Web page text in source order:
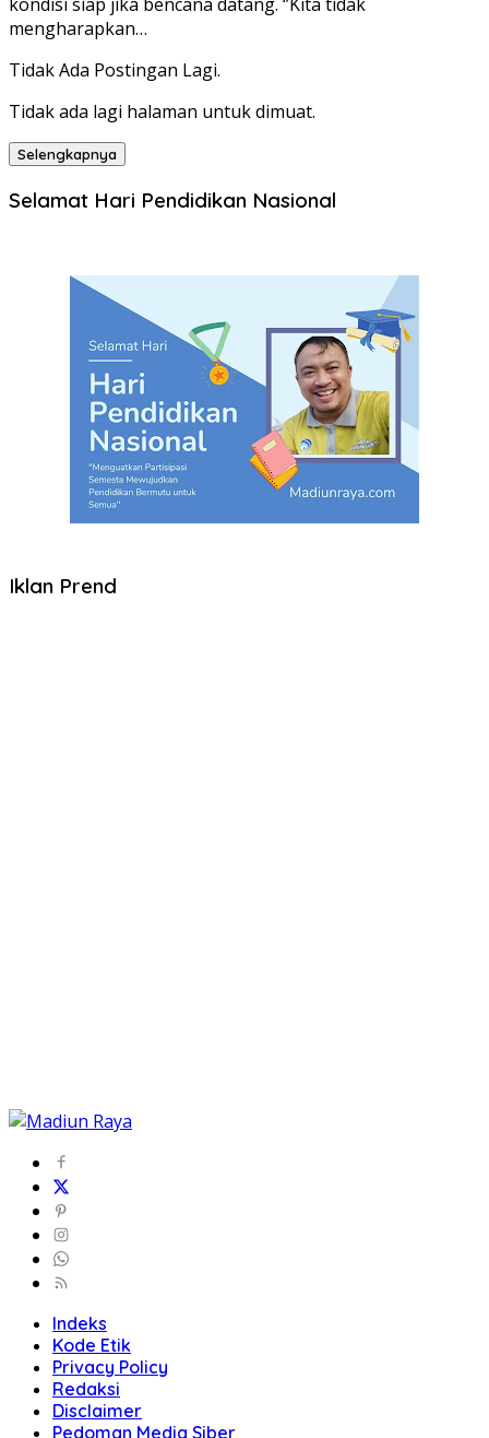
mengharapkan…
Tidak Ada Postingan Lagi.
Tidak ada lagi halaman untuk dimuat.
Selengkapnya
Selamat Hari Pendidikan Nasional
Iklan Prend
Indeks
Kode Etik
Privacy Policy
Redaksi
Disclaimer
Pedoman Media Siber